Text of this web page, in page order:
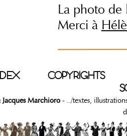
La photo de
Merci à
COPYRIGHTS
Marchioro - ../textes,